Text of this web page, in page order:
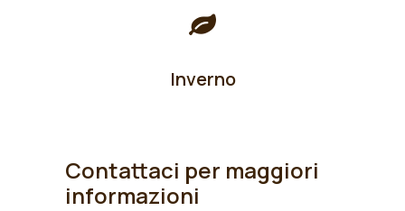
Inverno
Contattaci per maggiori
informazioni